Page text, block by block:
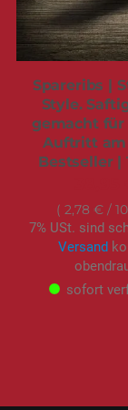
Spareribs |
Style.
gemacht für
Auftritt am
Bestseller |
2,78 €/
7% USt. sind
Versand
sofort